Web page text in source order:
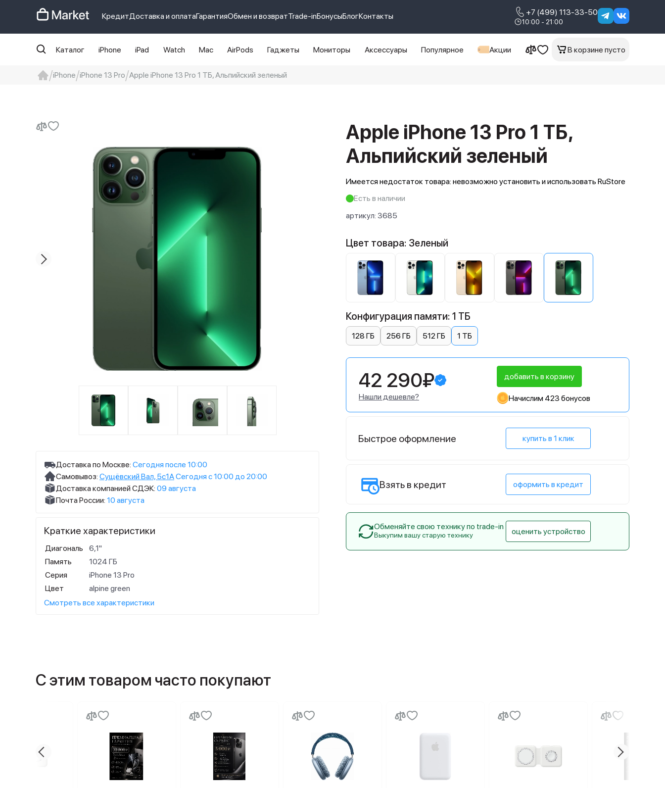
КредитДоставка и оплатаГарантияОбмен и возвратTrade-inБонусыБлогКонтакты +7 (499) 113-33-50
10:00 - 21:00
Каталог iPhone iPad Watch Mac AirPods Гаджеты Мониторы Аксессуары Популярное Акции В корзине пусто
iPhone iPhone 13 Pro Apple iPhone 13 Pro 1 ТБ, Альпийский зеленый
Apple iPhone 13 Pro 1 ТБ,
Альпийский зеленый
Имеется недостаток товара: невозможно установить и использовать RuStore
Есть в наличии
артикул: 3685
Доставка по Москве: Сегодня после 10:00
Самовывоз: Сущёвский Вал, 5с1АСегодня с 10:00 до 20:00
Доставка компанией СДЭК: 09 августа
Почта России: 10 августа
Краткие характеристики
Диагональ
6,1"
Память
1024 ГБ
Серия
iPhone 13 Pro
Цвет
alpine green
Смотреть все характеристики
Цвет товара: Зеленый
Конфигурация памяти: 1 ТБ
128 ГБ 256 ГБ 512 ГБ 1 ТБ
42 290₽
Нашли дешевле?
добавить в корзину
Начислим 423 бонусов
Быстрое оформление купить в 1 клик
Взять в кредит оформить в кредит
Обменяйте свою технику по trade-in
Выкупим вашу старую технику оценить устройство
С этим товаром часто покупают